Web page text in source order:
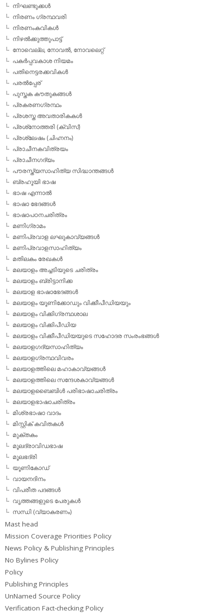
നിഘണ്ടുക്കള്‍
നിരണം ഗ്രന്ഥവരി
നിരണംകവികള്‍
നിഴല്‍ക്കുത്തുപാട്ട്
നോവെല്ല, നോവല്‍, നോവലെറ്റ്
പകര്‍പ്പവകാശ നിയമം
പതിനെട്ടരക്കവികള്‍
പരല്‍പ്പേര്
പുസ്തക കൗതുകങ്ങള്‍
പ്രകരണഗ്രന്ഥം
പ്രശസ്ത അവതാരികകള്‍
പ്രശ്‌നോത്തരി (ക്വിസ്)
പ്രശ്ലേഷം (ചിഹ്നനം)
പ്രാചീനകവിത്രയം
പ്രാചീനഗദ്യം
പൗരസ്ത്യസാഹിത്യ സിദ്ധാന്തങ്ങള്‍
ബ്രഹൂയി ഭാഷ
ഭാഷ എന്നാല്‍
ഭാഷാ ഭേദങ്ങള്‍
ഭാഷാപഠനചരിത്രം
മണിഗ്രാമം
മണിപ്രവാള ലഘുകാവ്യങ്ങള്‍
മണിപ്രവാളസാഹിത്യം
മതിലകം രേഖകള്‍
മലയാളം അച്ചടിയുടെ ചരിത്രം
മലയാളം ബ്രിട്ടാനിക്ക
മലയാള ഭാഷാഭേദങ്ങള്‍
മലയാളം യൂണിക്കോഡും വിക്കീപീഡിയയും
മലയാളം വിക്കിഗ്രന്ഥശാല
മലയാളം വിക്കിപീഡിയ
മലയാളം വിക്കീപീഡിയയുടെ സഹോദര സംരംഭങ്ങള്‍
മലയാളഗദ്യസാഹിത്യം
മലയാളഗ്രന്ഥവിവരം
മലയാളത്തിലെ മഹാകാവ്യങ്ങള്‍
മലയാളത്തിലെ സന്ദേശകാവ്യങ്ങള്‍
മലയാളബൈബിള്‍ പരിഭാഷാചരിത്രം
മലയാളഭാഷാചരിത്രം
മിശ്രഭാഷാ വാദം
മിസ്റ്റിക് കവിതകള്‍
മുക്തകം
മൂലദ്രാവിഡഭാഷ
മൂലഭദ്രി
യൂണികോഡ്
വായനദിനം
വിപരീത പദങ്ങള്‍
വൃത്തങ്ങളുടെ പേരുകള്‍
സന്ധി (വ്യാകരണം)
Mast head
Mission Coverage Priorities Policy
News Policy & Publishing Principles
No Bylines Policy
Policy
Publishing Principles
UnNamed Source Policy
Verification Fact-checking Policy